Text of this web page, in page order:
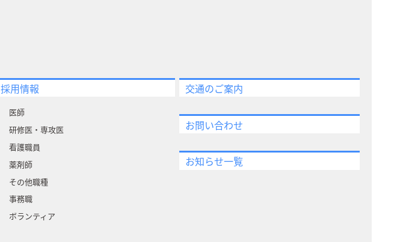
採用情報
医師
研修医・専攻医
看護職員
薬剤師
その他職種
事務職
ボランティア
交通のご案内
お問い合わせ
お知らせ一覧